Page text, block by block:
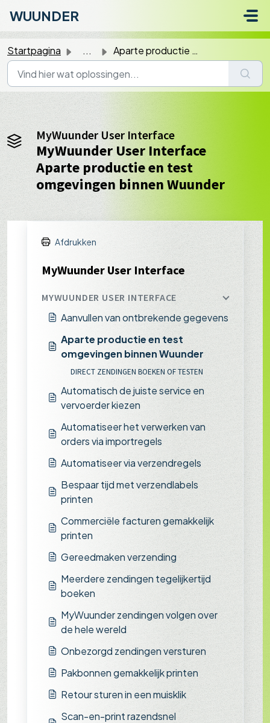
WUUNDER
Startpagina ... Aparte productie en test omgevingen binnen Wuunder
MyWuunder User Interface
MyWuunder User Interface
Aparte productie en test
omgevingen binnen Wuunder
Afdrukken
MyWuunder User Interface
MYWUUNDER USER INTERFACE
Aanvullen van ontbrekende gegevens
Aparte productie en test
omgevingen binnen Wuunder
DIRECT ZENDINGEN BOEKEN OF TESTEN
Automatisch de juiste service en
vervoerder kiezen
Automatiseer het verwerken van
orders via importregels
Automatiseer via verzendregels
Bespaar tijd met verzendlabels
printen
Commerciële facturen gemakkelijk
printen
Gereedmaken verzending
Meerdere zendingen tegelijkertijd
boeken
MyWuunder zendingen volgen over
de hele wereld
Onbezorgd zendingen versturen
Pakbonnen gemakkelijk printen
Retour sturen in een muisklik
Scan-en-print razendsnel